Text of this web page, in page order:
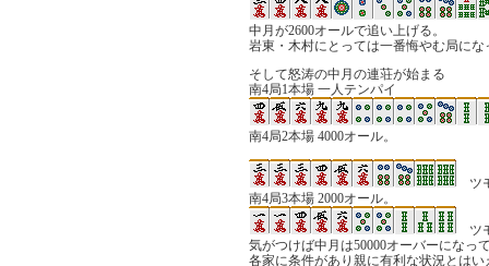
中月が2600オールで追い上げる。
岩東・木村にとっては一番悔やむ局にな
そして怒涛の中月の連荘が始まる
南4局1本場 一人テンパイ
南4局2本場 4000オール。
ツ
南4局3本場 2000オール。
ツ
気がつけば中月は50000オーバーになっ
各家に条件があり親に有利な状況とは